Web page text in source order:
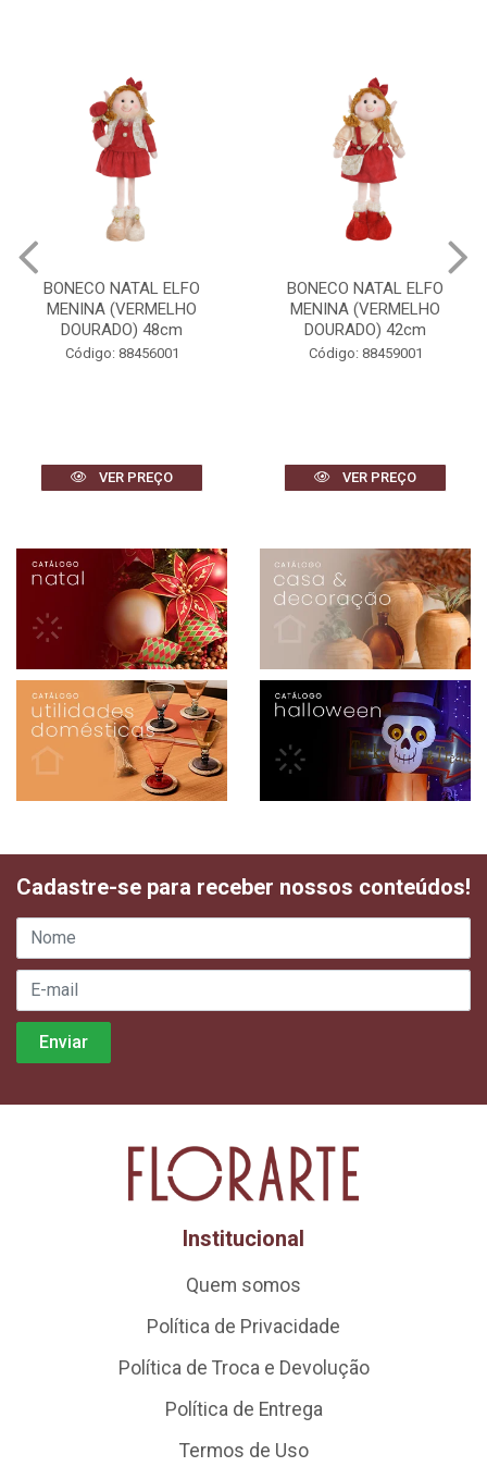
BONECO NATAL ELFO
MENINA (VERMELHO
DOURADO) 48cm
Código: 88456001
VER PREÇO
BONECO NATAL ELFO
MENINA (VERMELHO
DOURADO) 42cm
Código: 88459001
VER PREÇO
Cadastre-se para receber nossos conteúdos!
Institucional
Quem somos
Política de Privacidade
Política de Troca e Devolução
Política de Entrega
Termos de Uso